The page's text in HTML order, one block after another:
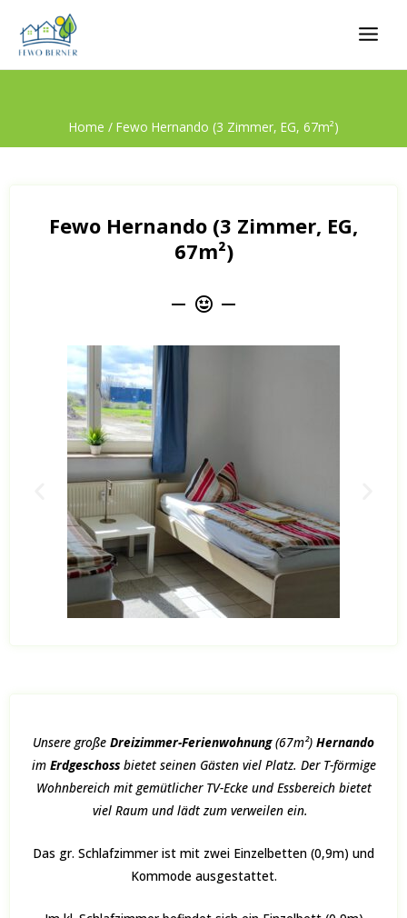
Home / Fewo Hernando (3 Zimmer, EG, 67m²)
Fewo Hernando (3 Zimmer, EG,
67m²)
Unsere große Dreizimmer-Ferienwohnung(67m²) Hernando
im Erdgeschoss bietet seinen Gästen viel Platz. Der T-förmige
Wohnbereich mit gemütlicher TV-Ecke und Essbereich bietet
viel Raum und lädt zum verweilen ein.
Das gr. Schlafzimmer ist mit zwei Einzelbetten (0,9m) und
Kommode ausgestattet.